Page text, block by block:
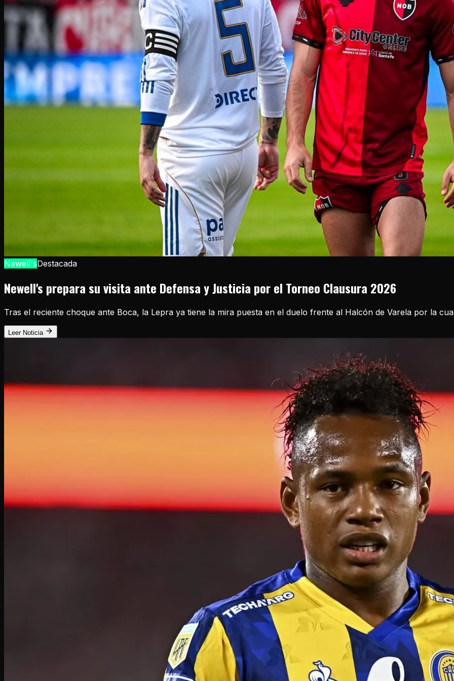
Newell'sDestacada
Newell's prepara su visita ante Defensa y Justicia por el Torneo Clausura 2026
Tras el reciente choque ante Boca, la Lepra ya tiene la mira puesta en el duelo frente al Halcón de Varela por la
Leer Noticia